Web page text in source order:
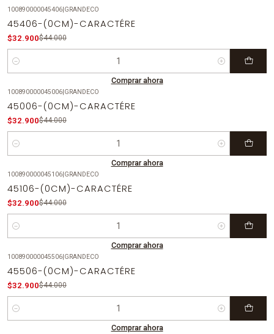
OFF
100890000045406| GRANDECO
45406-(0CM)-CARACTÉRE
$32.900$44.000
Cantidad
Comprar ahora
OFF
100890000045006| GRANDECO
45006-(0CM)-CARACTÉRE
$32.900$44.000
Cantidad
Comprar ahora
OFF
100890000045106| GRANDECO
45106-(0CM)-CARACTÉRE
$32.900$44.000
Cantidad
Comprar ahora
OFF
100890000045506| GRANDECO
45506-(0CM)-CARACTÉRE
$32.900$44.000
Cantidad
Comprar ahora